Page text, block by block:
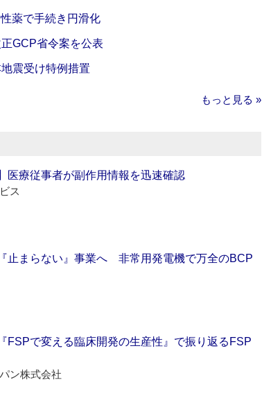
薬で手続き円滑化
GCP省令案を公表
震受け特例措置
もっと見る »
医療従事者が副作用情報を迅速確認
ス
止まらない』事業へ 非常用発電機で万全のBCP
FSPで変える臨床開発の生産性』で振り返るFSP
ン株式会社